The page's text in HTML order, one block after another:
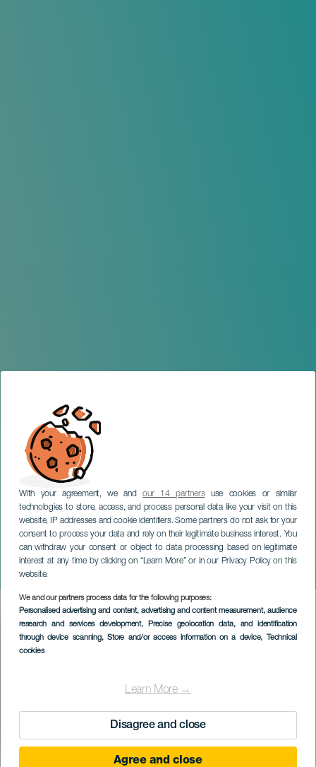
With your agreement, we andour 14 partnersuse cookies or similar
technologies to store, access, and process personal data like your visit on this
website, IP addresses and cookie identifiers. Some partners do not ask for your
consent to process your data and rely on their legitimate business interest. You
can withdraw your consent or object to data processing based on legitimate
interest at any time by clicking on “Learn More” or in our Privacy Policy on this
website.
We and our partners process data for the following purposes:
Personalised advertising and content, advertising and content measurement, audience
research and services development, Precise geolocation data, and identification
through device scanning, Store and/or access information on a device, Technical
cookies
Learn More →
Disagree and close
Agree and close
Will Santt på konsert
LANZAROTE
Imagen
Listado